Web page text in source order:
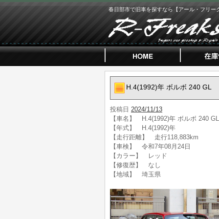
春日部市で旧車を探すなら【アール・フリー
H.4(1992)年 ボルボ 240 GL
投稿日 2024/11/13
【車名】 H.4(1992)年 ボルボ 240 GL
【年式】 H.4(1992)年
【走行距離】 走行118,883km
【車検】 令和7年08月24日
【カラー】 レッド
【修復歴】 なし
【地域】 埼玉県